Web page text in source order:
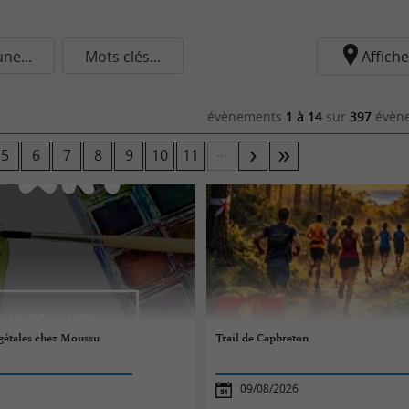
Mots clés...
évènements 1 à 14 sur 397
5 6 7 8 9 10 11
chez Moussu Trail de Capbreton
09/08/2026